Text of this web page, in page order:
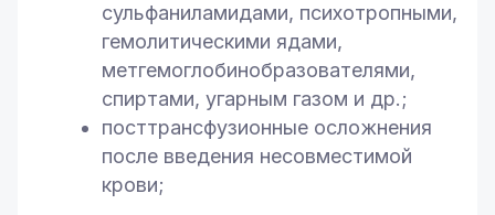
сульфаниламидами, психотропными,
гемолитическими ядами,
метгемоглобинобразователями,
спиртами, угарным газом и др.;
посттрансфузионные осложнения
после введения несовместимой
крови;